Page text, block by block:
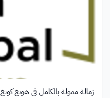
زمالة ممولة بالكامل في هونغ كونغ 2026 للقيادة والسياسة